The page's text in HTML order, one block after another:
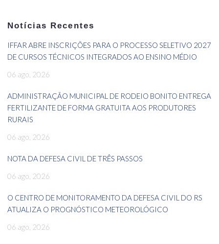
Notícias Recentes
IFFAR ABRE INSCRIÇÕES PARA O PROCESSO SELETIVO 2027
DE CURSOS TÉCNICOS INTEGRADOS AO ENSINO MÉDIO
06 ago, 2026
ADMINISTRAÇÃO MUNICIPAL DE RODEIO BONITO ENTREGA
FERTILIZANTE DE FORMA GRATUITA AOS PRODUTORES
RURAIS
06 ago, 2026
NOTA DA DEFESA CIVIL DE TRÊS PASSOS
06 ago, 2026
O CENTRO DE MONITORAMENTO DA DEFESA CIVIL DO RS
ATUALIZA O PROGNÓSTICO METEOROLÓGICO
06 ago, 2026